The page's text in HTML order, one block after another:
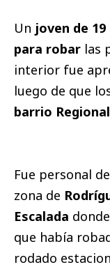
Un joven de
para robar las
interior fue
luego de que
barrio Regional
Fue personal
zona de
Escalada
que había
rodado